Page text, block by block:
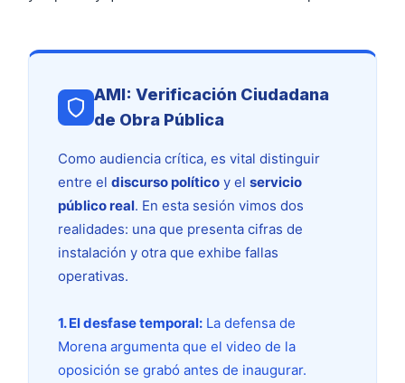
AMI: Verificación Ciudadana
de Obra Pública
Como audiencia crítica, es vital distinguir
entre el discurso político y el servicio
público real. En esta sesión vimos dos
realidades: una que presenta cifras de
instalación y otra que exhibe fallas
operativas.
1. El desfase temporal: La defensa de
Morena argumenta que el video de la
oposición se grabó antes de inaugurar.